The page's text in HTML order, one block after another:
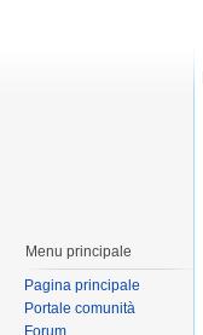
Menu principale
Pagina principale
Portale comunità
Forum